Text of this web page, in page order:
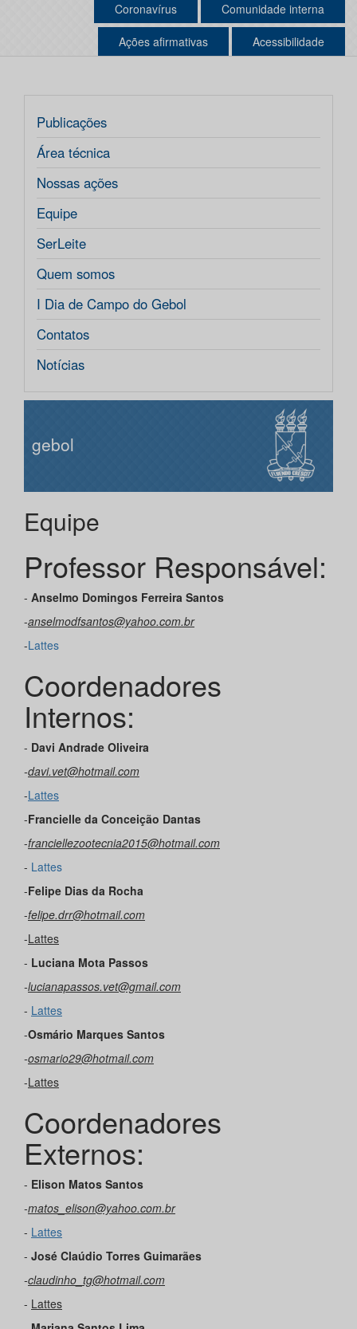
Coronavírus Comunidade interna
Ações afirmativas Acessibilidade
Publicações
Área técnica
Nossas ações
Equipe
SerLeite
Quem somos
I Dia de Campo do Gebol
Contatos
Notícias
gebol
Equipe
Professor Responsável:
- Anselmo Domingos Ferreira Santos
-anselmodfsantos@yahoo.com.br
-Lattes
Coordenadores
Internos:
- Davi Andrade Oliveira
-davi.vet@hotmail.com
-Lattes
-Francielle da Conceição Dantas
-franciellezootecnia2015@hotmail.com
- Lattes
-Felipe Dias da Rocha
-felipe.drr@hotmail.com
-Lattes
- Luciana Mota Passos
-lucianapassos.vet@gmail.com
- Lattes
-Osmário Marques Santos
-osmario29@hotmail.com
-Lattes
Coordenadores
Externos:
- Elison Matos Santos
-matos_elison@yahoo.com.br
- Lattes
- José Claúdio Torres Guimarães
-claudinho_tg@hotmail.com
- Lattes